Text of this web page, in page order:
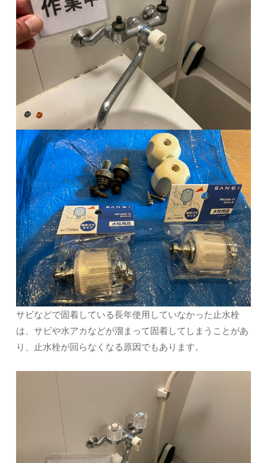
サビなどで固着している長年使用していなかった止水栓
は、サビや水アカなどが溜まって固着してしまうことがあ
り、止水栓が回らなくなる原因でもあります。